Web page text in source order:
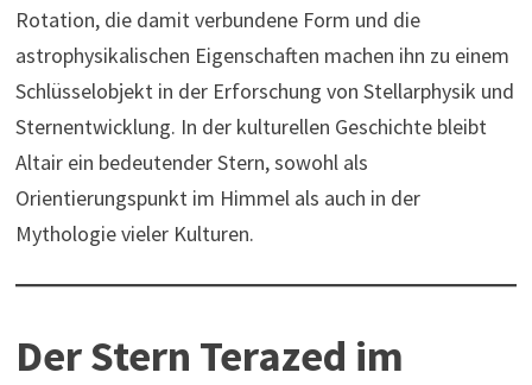
Rotation, die damit verbundene Form und die
astrophysikalischen Eigenschaften machen ihn zu einem
Schlüsselobjekt in der Erforschung von Stellarphysik und
Sternentwicklung. In der kulturellen Geschichte bleibt
Altair ein bedeutender Stern, sowohl als
Orientierungspunkt im Himmel als auch in der
Mythologie vieler Kulturen.
Der Stern Terazed im